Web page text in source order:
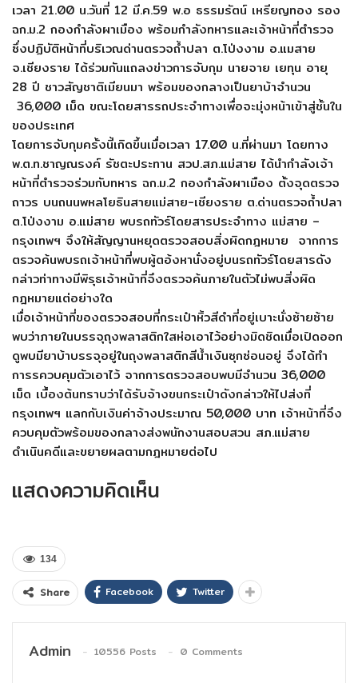
เวลา 21.00 น.วันที่ 12 มี.ค.59 พ.อ ธรรมรัตน์ เหรียญทอง รอง
ฉก.ม.2 กองกำลังผาเมือง พร้อมกำลังทหารและเจ้าหน้าที่ตำรวจ
ซึ่งปฏิบัติหน้าที่บริเวณด่านตรวจถ้ำปลา ต.โป่งงาม อ.แมสาย
จ.เชียงราย ได้ร่วมกันแถลงข่าวการจับกุม นายจาย เยทุน อายุ
28 ปี ชาวสัญชาติเมียนมา พร้อมของกลางเป็นยาบ้าจำนวน
36,000 เม็ด ขณะโดยสารรถประจำทางเพื่อจะมุ่งหน้าเข้าสู่ชั้นใน
ของประเทศ
โดยการจับกุมครั้งนี้เกิดขึ้นเมื่อเวลา 17.00 น.ที่ผ่านมา โดยทาง
พ.ต.ท.ชาญณรงค์ รัชตะประทาน สวป.สภ.แม่สาย ได้นำกำลังเจ้า
หน้าที่ตำรวจร่วมกับทหาร ฉก.ม.2 กองกำลังผาเมือง ตั้งจุดตรวจ
ถาวร บนถนนพหลโยธินสายแม่สาย-เชียงราย ต.ด่านตรวจถ้ำปลา
ต.โป่งงาม อ.แม่สาย พบรถทัวร์โดยสารประจำทาง แม่สาย –
กรุงเทพฯ จึงให้สัญญานหยุดตรวจสอบสิ่งผิดกฎหมาย จากการ
ตรวจค้นพบรถเจ้าหน้าที่พบผู้ตอ้งหานั่งอยู่บนรถทัวร์โดยสารดัง
กล่าวท่าทางมีพิรุธเจ้าหน้าที่จึงตรวจค้นภายในตัวไม่พบสิ่งผิด
กฎหมายแต่อย่างใด
เมื่อเจ้าหน้าที่ของตรวจสอบที่กระเป๋าหิ้วสีดำที่อยู่เบาะนั่งซ้ายซ้าย
พบว่าภายในบรรจุถุงพลาสติกใสห่อเอาไว้อย่างมิดชิดเมื่อเปิดออก
ดูพบมียาบ้าบรรจุอยู่ในถุงพลาสติกสีน้ำเงินซุกซ่อนอยู่ จึงได้ทำ
การรควบคุมตัวเอาไว้ จากการตรวจสอบพบมีจำนวน 36,000
เม็ด เบื้องต้นทราบว่าได้รับจ้างขนกระเป๋าดังกล่าวให้ไปส่งที่
กรุงเทพฯ แลกกับเงินค่าจ้างประมาณ 50,000 บาท เจ้าหน้าที่จึง
ควบคุมตัวพร้อมของกลางส่งพนักงานสอบสวน สภ.แม่สาย
ดำเนินคดีและขยายผลตามกฎหมายต่อไป
แสดงความคิดเห็น
134
Share Facebook Twitter
Admin 10556 Posts 0 Comments